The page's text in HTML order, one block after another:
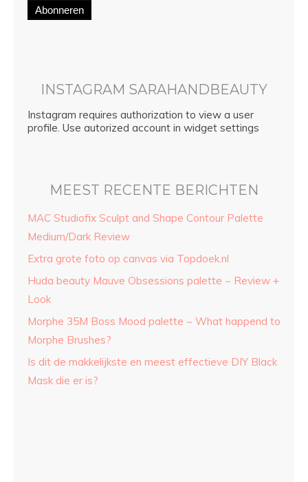
Abonneren
INSTAGRAM SARAHANDBEAUTY
Instagram requires authorization to view a user
profile. Use autorized account in widget settings
MEEST RECENTE BERICHTEN
MAC Studiofix Sculpt and Shape Contour Palette
Medium/Dark Review
Extra grote foto op canvas via Topdoek.nl
Huda beauty Mauve Obsessions palette ~ Review +
Look
Morphe 35M Boss Mood palette ~ What happend to
Morphe Brushes?
Is dit de makkelijkste en meest effectieve DIY Black
Mask die er is?